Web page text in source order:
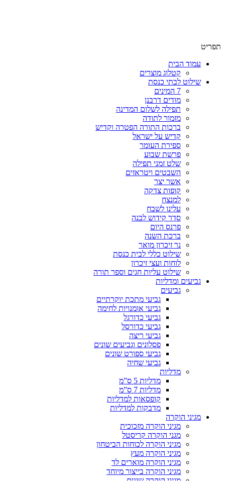
תפריט
עמוד הבית
קטלוג מוצרים
שילוט לבתי כנסת
7 המינים
מודים דרבנן
תפילה לשלום המדינה
מזמור לתודה
ברכות התורה הפטרה וקדיש
קדיש על ישראל
ספירת העומר
פרשת שבוע
שלט זמני תפילה
השבטים ויטראזים
אשר יצר
קופות צדקה
למנצח
עלינו לשבח
סדר קידוש לבנה
פרנס היום
ברכת השנה
נר זיכרון מואר
שילוט כללי לבית כנסת
לוחות ועצי זיכרון
שילוט עליות חגים וספר תורה
גביעים ומדליות
גביעים
גביעי מתכת יוקרתיים
גביעי אומנויות לחימה
גביעי כדורגל
גביעי כדורסל
גביעי ריצה
פסלונים וגביעים שונים
גביעי ספורט שונים
גביעי שחיה
מדליות
מדליות 5 ס”מ
מדליות 7 ס”מ
קופסאות למדליות
מדבקות למדליות
מגיני הוקרה
מגיני הוקרה מזכוכית
מגני הוקרה קריסטל
מגיני הוקרה לכוחות הביטחון
מגיני הוקרה מעץ
מגיני הוקרה מוארים לד
מגיני הוקרה בייצור מיוחד